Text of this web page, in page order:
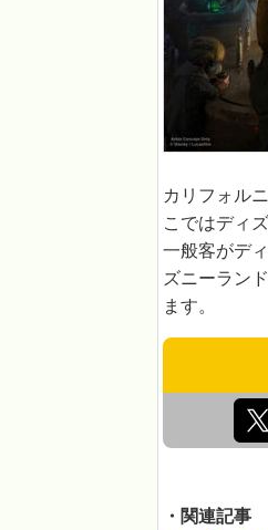
カリフォル
こではディ
一般客がデ
ズニーラン
ます。
・関連記事